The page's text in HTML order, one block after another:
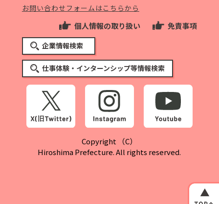
お問い合わせフォームはこちらから
個人情報の取り扱い 免責事項
企業情報検索
仕事体験・インターンシップ等情報検索
Copyright （C）
Hiroshima Prefecture. All rights reserved.